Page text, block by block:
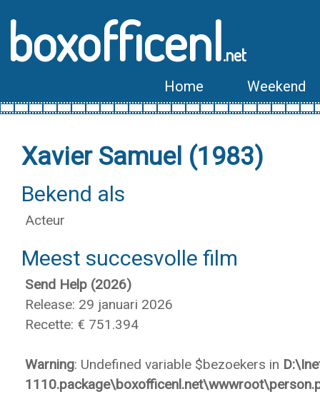
boxofficenl.net
Home Weekend
Xavier Samuel (1983)
Bekend als
Acteur
Meest succesvolle film
Send Help (2026)
Release: 29 januari 2026
Recette: € 751.394
Warning: Undefined variable $bezoekers in